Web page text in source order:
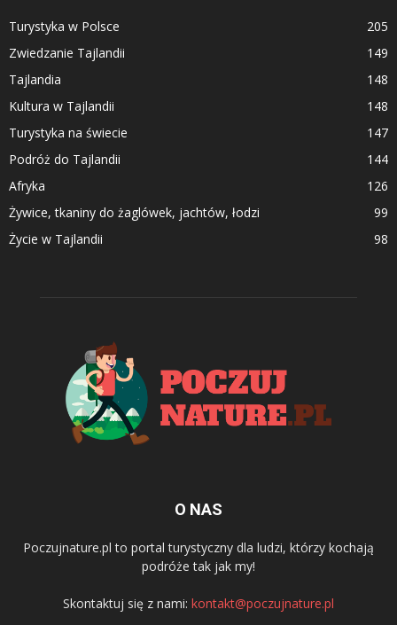
Turystyka w Polsce
205
Zwiedzanie Tajlandii
149
Tajlandia
148
Kultura w Tajlandii
148
Turystyka na świecie
147
Podróż do Tajlandii
144
Afryka
126
Żywice, tkaniny do żaglówek, jachtów, łodzi
99
Życie w Tajlandii
98
O NAS
Poczujnature.pl to portal turystyczny dla ludzi, którzy kochają
podróże tak jak my!
Skontaktuj się z nami: kontakt@poczujnature.pl